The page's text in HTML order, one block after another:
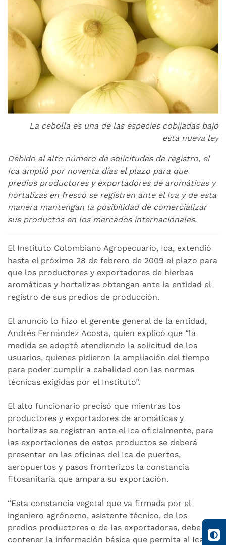
La cebolla es una de las especies cobijadas bajo
esta nueva ley
Debido al alto número de solicitudes de registro, el
Ica amplió por noventa días el plazo para que
predios productores y exportadores de aromáticas y
hortalizas en fresco se registren ante el Ica y de esta
manera mantengan la posibilidad de comercializar
sus productos en los mercados internacionales.
El Instituto Colombiano Agropecuario, Ica, extendió
hasta el próximo 28 de febrero de 2009 el plazo para
que los productores y exportadores de hierbas
aromáticas y hortalizas obtengan ante la entidad el
registro de sus predios de producción.
El anuncio lo hizo el gerente general de la entidad,
Andrés Fernández Acosta, quien explicó que “la
medida se adoptó atendiendo la solicitud de los
usuarios, quienes pidieron la ampliación del tiempo
para poder cumplir a cabalidad con las normas
técnicas exigidas por el Instituto”.
El alto funcionario precisó que mientras los
productores y exportadores de aromáticas y
hortalizas se registran ante el Ica oficialmente, para
las exportaciones de estos productos se deberá
presentar en las oficinas del Ica de puertos,
aeropuertos y pasos fronterizos la constancia
fitosanitaria que ampara su exportación.
“Esta constancia vegetal que va firmada por el
ingeniero agrónomo, asistente técnico, de los
predios productores o de las exportadoras, debe
contener la información básica que permita al Ica